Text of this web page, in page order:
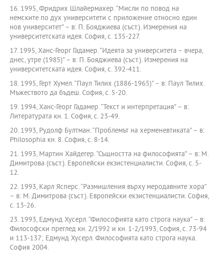
16. 1995, Фридрих Шлайермахер. “Мисли по повод на
немските по дух университети с приложение относно един
нов университет” – в: П. Бояджиева (съст.). Измерения на
университетската идея. София, с. 135-227.
17. 1995, Ханс-Георг Гадамер. “Идеята за университета – вчера,
днес, утре (1985)” – в: П. Бояджиева (съст.). Измерения на
университетската идея. София, с. 392-411.
18. 1995, Герт Хумел. “Паул Тилих (1886-1965)” – в: Паул Тилих.
Мъжеството да бъдеш. София, с. 5-20.
19. 1994, Ханс-Георг Гадамер. “Текст и интерпретация” – в:
Литературата кн. 1. София, с. 23-49.
20. 1993, Рудолф Бултман. “Проблемът на херменевтиката” – в:
Philosophia кн. 8. София, с. 8-14.
21. 1993, Мартин Хайдегер. “Същността на философията” – в: М.
Димитрова (съст.). Европейски екзистенциалисти. София, с. 5-
12.
22. 1993, Карл Ясперс. “Размишления върху меродавните хора”
– в: М. Димитрова (съст.). Европейски екзистенциалисти. София,
с. 13-26.
23. 1993, Едмунд Хусерл. “Философията като строга наука” – в:
Философски преглед кн. 2/1992 и кн. 1-2/1993, София, с. 73-94
и 113-137; Едмунд Хусерл. Философията като строга наука.
София 2004.